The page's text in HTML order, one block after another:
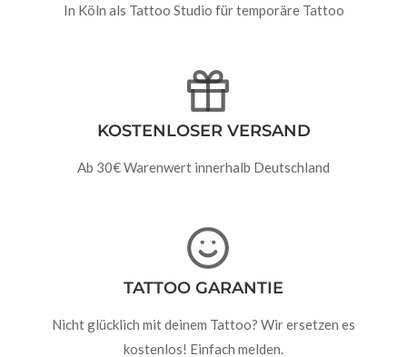
In Köln als Tattoo Studio für temporäre Tattoo
KOSTENLOSER VERSAND
Ab 30€ Warenwert innerhalb Deutschland
TATTOO GARANTIE
Nicht glücklich mit deinem Tattoo? Wir ersetzen es
kostenlos! Einfach melden.